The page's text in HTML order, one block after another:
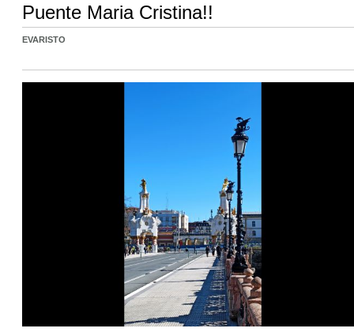
Puente Maria Cristina!!
EVARISTO